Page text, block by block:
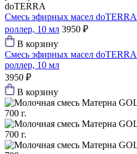
doTERRA
Смесь эфирных масел
роллер, 10 мл 3950 ₽
В корзину
Смесь эфирных масел
роллер, 10 мл
3950 ₽
В корзину